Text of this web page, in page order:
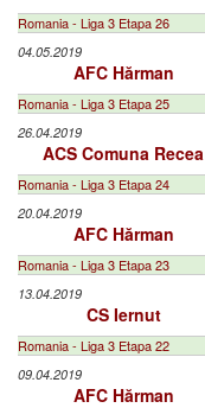
Romania - Liga 3 Etapa 26
04.05.2019
AFC Hărman
Romania - Liga 3 Etapa 25
26.04.2019
ACS Comuna Recea
Romania - Liga 3 Etapa 24
20.04.2019
AFC Hărman
Romania - Liga 3 Etapa 23
13.04.2019
CS Iernut
Romania - Liga 3 Etapa 22
09.04.2019
AFC Hărman